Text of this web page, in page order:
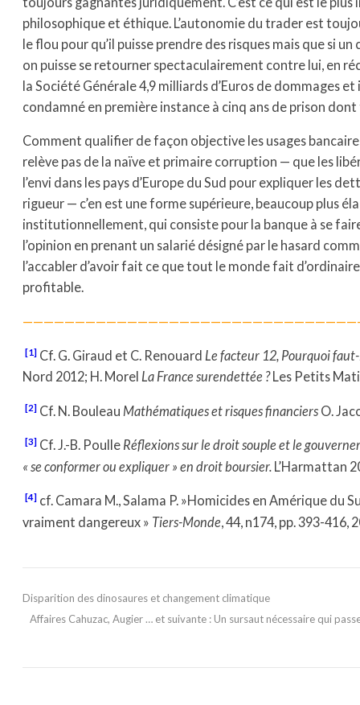
philosophique et éthique. L’autonomie du trader est
le flou pour qu’il puisse prendre des risques mais que si
on puisse se retourner spectaculairement contre lui, en
la Société Générale 4,9 milliards d’Euros de dommages
condamné en première instance à cinq ans de prison
Comment qualifier de façon objective les usages
relève pas de la naïve et primaire corruption — que les
l’envi dans les pays d’Europe du Sud pour expliquer les
rigueur — c’en est une forme supérieure, beaucoup plus
institutionnellement, qui consiste pour la banque à se
l’opinion en prenant un salarié désigné par le hasard
l’accabler d’avoir fait ce que tout le monde fait
profitable.
[1] Cf. G. Giraud et C. Renouard Le facteur 12, Pourquoi
Nord 2012; H. Morel La France surendettée ?Les Petits
[2] Cf. N. Bouleau Mathématiques et risques financiers O.
[3] Cf. J.-B. Poulle Réflexions sur le droit souple et le
« se conformer ou expliquer » en droit boursier. L’Harmattan
[4] cf. Camara M., Salama P. »Homicides en Amérique du
vraiment dangereux » Tiers-Monde , 44, n174, pp. 393-416,
Disparition des dinosaures et changement climatique
Affaires Cahuzac, Augier … et suivante : Un sursaut nécessaire qui